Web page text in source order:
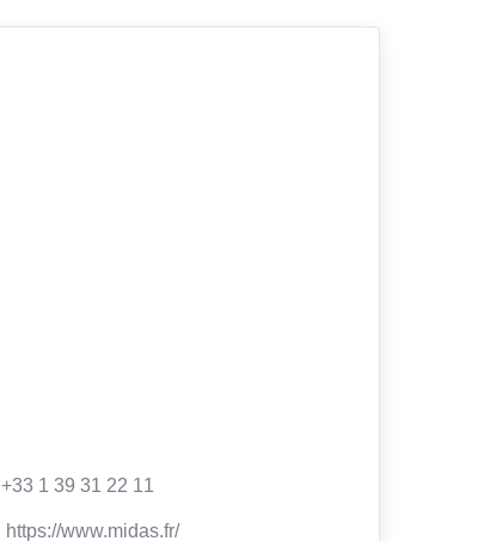
+33 1 39 31 22 11
https://www.midas.fr/